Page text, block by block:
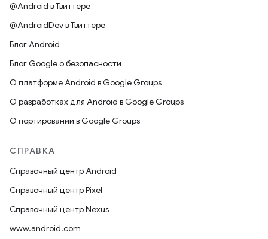
@Android в Твиттере
@AndroidDev в Твиттере
Блог Android
Блог Google о безопасности
О платформе Android в Google Groups
О разработках для Android в Google Groups
О портировании в Google Groups
СПРАВКА
Справочный центр Android
Справочный центр Pixel
Справочный центр Nexus
www.android.com